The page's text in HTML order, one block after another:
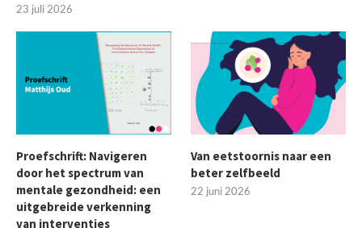
23 juli 2026
Proefschrift: Navigeren
door het spectrum van
mentale gezondheid: een
uitgebreide verkenning
van interventies
Van eetstoornis naar een
beter zelfbeeld
22 juni 2026